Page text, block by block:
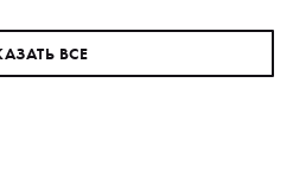
ВСЕ